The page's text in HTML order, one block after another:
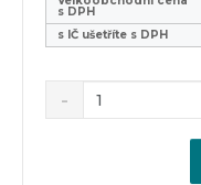
s DPH
s IČ ušetříte s DPH